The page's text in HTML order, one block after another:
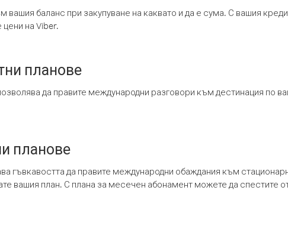
вашия баланс при закупуване на каквато и да е сума. С вашия
на Viber.
планове
да правите международни разговори към дестинация по
планове
гъвкавостта да правите международни обаждания към
вашия план. С плана за месечен абонамент можете да спестите